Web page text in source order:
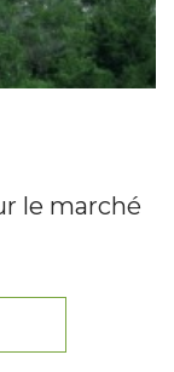
le marché